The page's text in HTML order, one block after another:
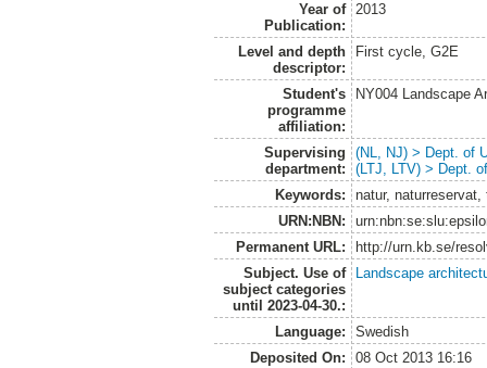
Year of
Publication:
2013
Level and depth
descriptor:
First cycle, G2E
Student's
programme
affiliation:
NY004 Landscape
Supervising
department:
(NL, NJ) > Dept. of
(LTJ, LTV) > Dept.
Keywords:
natur,
URN:NBN:
Permanent URL:
http://urn.kb.se/
Subject. Use of
subject categories
until 2023-04-30.:
Landscape
Language:
Swedish
Deposited On:
08 Oct 2013 16:16